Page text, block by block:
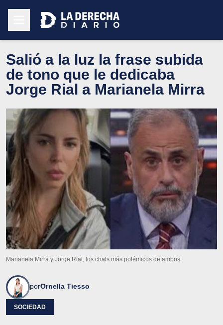
Salió a la luz la frase subida
de tono que le dedicaba
Jorge Rial a Marianela Mirra
Marianela Mirra y Jorge Rial, los chats más polémicos de ambos
porOrnella Tiesso
SOCIEDAD